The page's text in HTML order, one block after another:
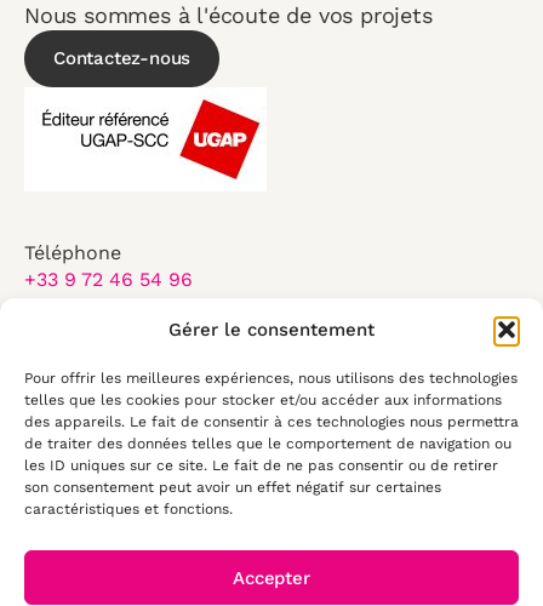
Gérer le consentement
Pour offrir les meilleures expériences, nous utilisons des technologies
telles que les cookies pour stocker et/ou accéder aux informations
des appareils. Le fait de consentir à ces technologies nous permettra
de traiter des données telles que le comportement de navigation ou
les ID uniques sur ce site. Le fait de ne pas consentir ou de retirer
son consentement peut avoir un effet négatif sur certaines
caractéristiques et fonctions.
Accepter
Nous sommes à l'écoute de vos projets
Contactez-nous
Téléphone
+33 9 72 46 54 96
Du lundi au vendredi :
8:30-17:30
50 rue Antoine de Saint Exupéry
29490, Guipavas